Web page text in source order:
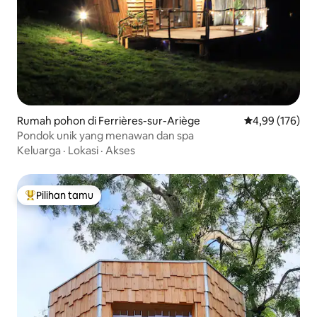
Rumah pohon di Ferrières-sur-Ariège Nilai rata-rata
4,99 (176)
Pondok unik yang menawan dan spa
Keluarga · Lokasi · Akses
Pilihan tamu terpopuler
Pilihan tamu